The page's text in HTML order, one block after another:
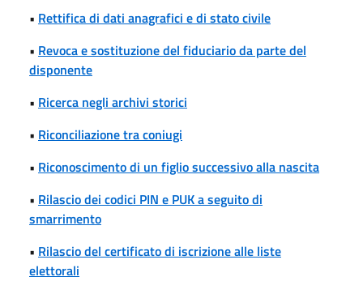
• Rettifica di dati anagrafici e di stato civile
• Revoca e sostituzione del fiduciario da parte del
disponente
• Ricerca negli archivi storici
• Riconciliazione tra coniugi
• Riconoscimento di un figlio successivo alla nascita
• Rilascio dei codici PIN e PUK a seguito di
smarrimento
• Rilascio del certificato di iscrizione alle liste
elettorali